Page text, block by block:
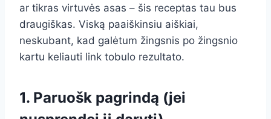
ar tikras virtuvės asas – šis receptas tau bus
draugiškas. Viską paaiškinsiu aiškiai,
neskubant, kad galėtum žingsnis po žingsnio
kartu keliauti link tobulo rezultato.
1. Paruošk pagrindą (jei